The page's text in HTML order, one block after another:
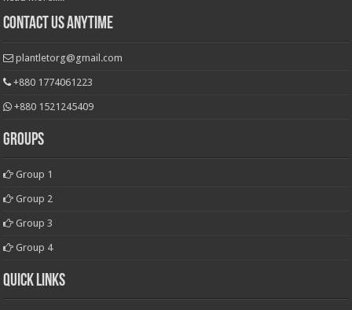
Contact Us Anytime
plantletorg@gmail.com
+880 1774061223
+880 1521245409
Groups
Group 1
Group 2
Group 3
Group 4
Quick Links